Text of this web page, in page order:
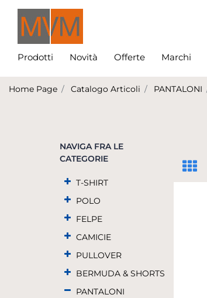
Prodotti Novità Offerte Marchi
Home Page Catalogo Articoli PANTALONI
NAVIGA FRA LE
CATEGORIE
T-SHIRT
POLO
FELPE
CAMICIE
PULLOVER
BERMUDA & SHORTS
PANTALONI